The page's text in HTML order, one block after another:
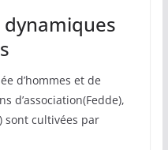
dynamiques
d’hommes et de
d’association(Fedde),
sont cultivées par